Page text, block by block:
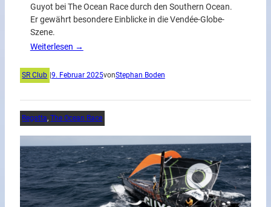
Guyot bei The Ocean Race durch den Southern Ocean.
Er gewährt besondere Einblicke in die Vendée-Globe-
Szene.
Weiterlesen →
SR Club 9. Februar 2025vonStephan Boden
Regatta, The Ocean Race